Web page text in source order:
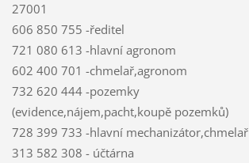
27001
606 850 755 -ředitel
721 080 613 -hlavní agronom
602 400 701 -chmelař,agronom
732 620 444 -pozemky
(evidence,nájem,pacht,koupě pozemků)
728 399 733 -hlavní mechanizátor,chmelař
313 582 308 - účtárna